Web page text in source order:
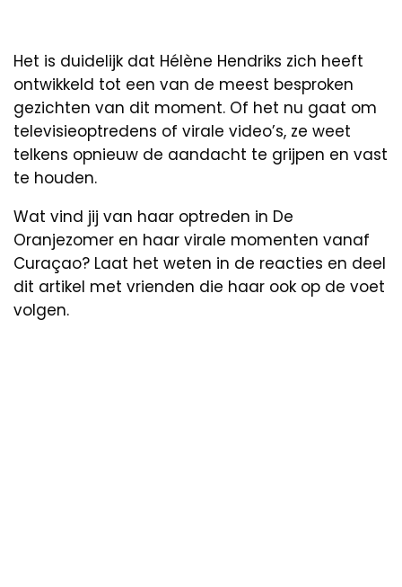
Het is duidelijk dat Hélène Hendriks zich heeft
ontwikkeld tot een van de meest besproken
gezichten van dit moment. Of het nu gaat om
televisieoptredens of virale video’s, ze weet
telkens opnieuw de aandacht te grijpen en vast
te houden.
Wat vind jij van haar optreden in De
Oranjezomer en haar virale momenten vanaf
Curaçao? Laat het weten in de reacties en deel
dit artikel met vrienden die haar ook op de voet
volgen.